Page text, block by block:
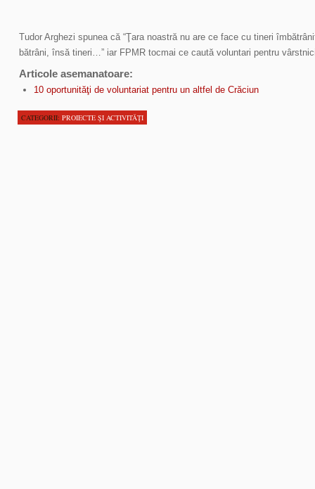
Tudor Arghezi spunea că “Ţara noastră nu are ce face cu tineri
bătrâni, însă tineri…” iar FPMR tocmai ce caută voluntari pentru
Articole asemanatoare:
10 oportunităţi de voluntariat pentru un altfel de Crăciun
CATEGORII: PROIECTE ŞI ACTIVITĂŢI